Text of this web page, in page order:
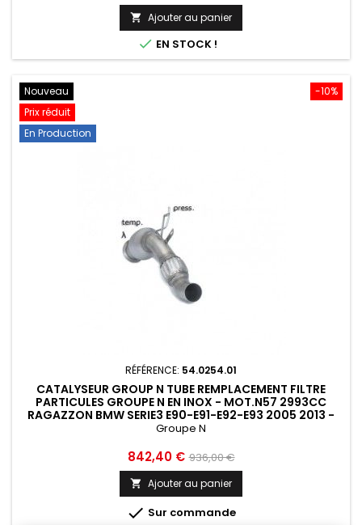
de
base
 Ajouter au panier
 EN STOCK !
-10%
Nouveau
Prix réduit
En Production
RÉFÉRENCE: 54.0254.01
CATALYSEUR GROUP N TUBE REMPLACEMENT FILTRE
PARTICULES GROUPE N EN INOX - MOT.N57 2993CC
RAGAZZON BMW SERIE3 E90-E91-E92-E93 2005 2013 -
54.0254.01
Groupe N
Prix
842,40 € Prix
de
base
936,00 €
 Ajouter au panier
 Sur commande